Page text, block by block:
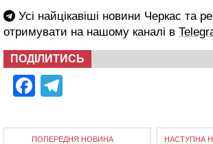
Усі найцікавіші новини Черкас та
отримувати на нашому каналі в
ПОДІЛИТИСЬ
Facebook
ПОПЕРЕДНЯ НОВИНА НАСТУПНА